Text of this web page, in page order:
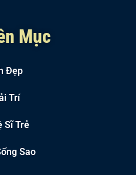
Mục
Đẹp
Trí
Sĩ Trẻ
Sao